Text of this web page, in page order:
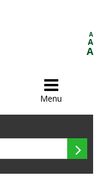
A
A
A

Menu
